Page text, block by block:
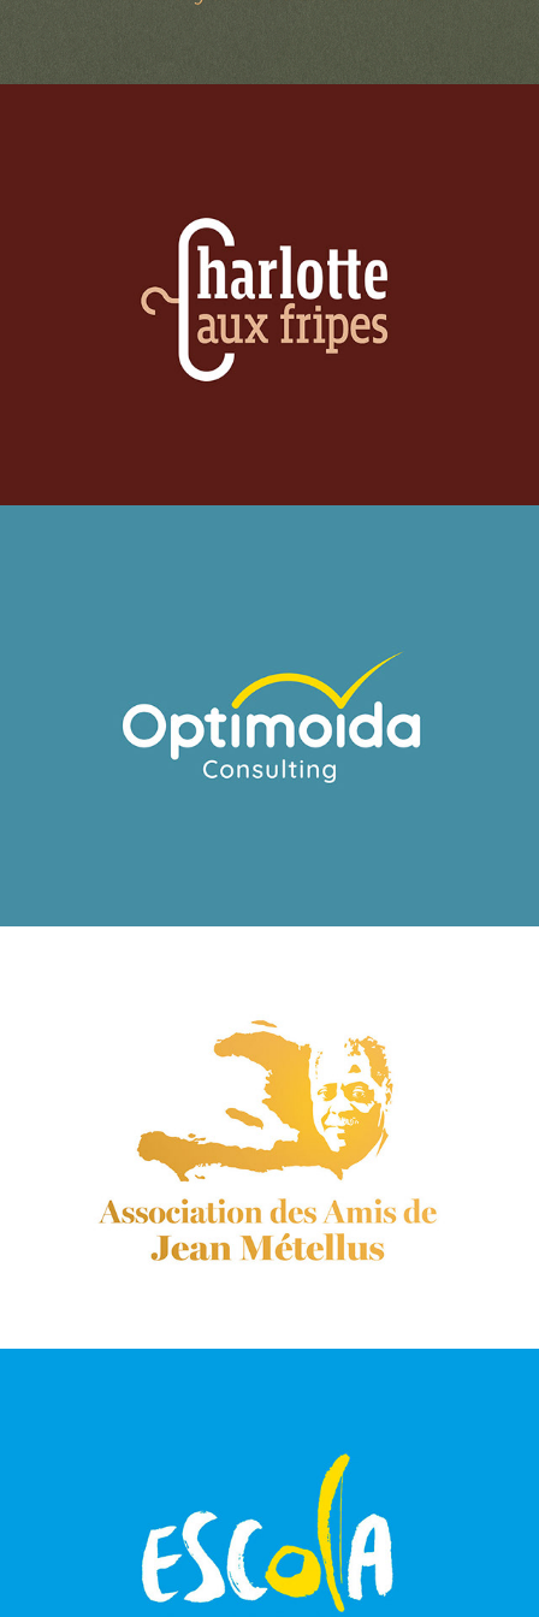
CHARLOTTE AUX FRIPES
OPTIMOIDA
ASSO JEAN MÉTELLUS
ESCOLA CAPOEIRA